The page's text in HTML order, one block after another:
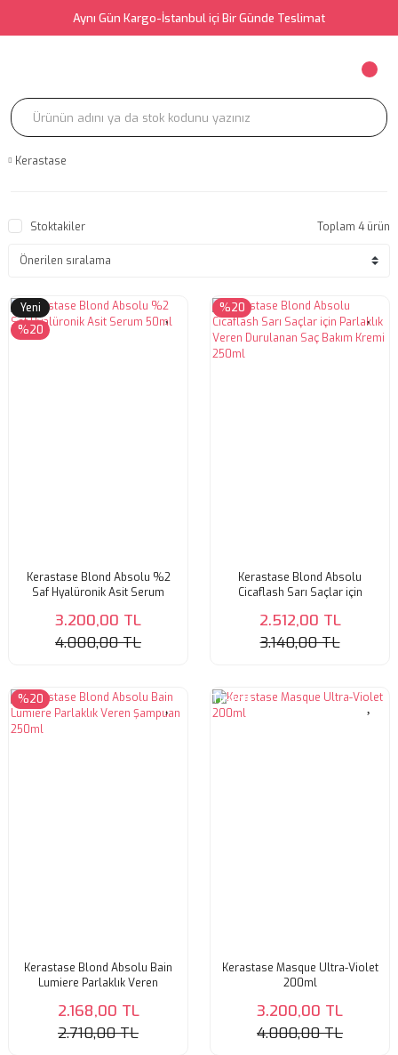
Aynı Gün Kargo-İstanbul içi Bir Günde Teslimat
Kerastase
Stoktakiler Toplam 4 ürün
Yeni
%20
Kerastase Blond Absolu %2
Saf Hyalüronik Asit Serum
3.200,00 TL
4.000,00 TL
%20
Kerastase Blond Absolu
Cicaflash Sarı Saçlar için
Bakım Kremi 250ml
2.512,00 TL
3.140,00 TL
%20
Kerastase Blond Absolu Bain
Lumiere Parlaklık Veren
2.168,00 TL
2.710,00 TL
Tükendi
Kerastase Masque Ultra-Violet
200ml
3.200,00 TL
4.000,00 TL